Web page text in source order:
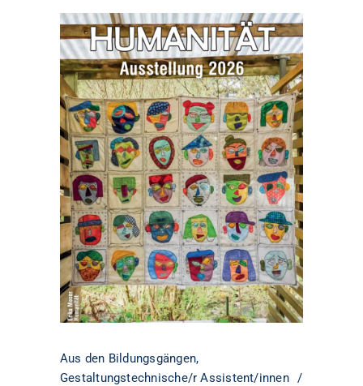
Aus den Bildungsgängen,
Gestaltungstechnische/r Assistent/innen